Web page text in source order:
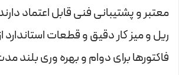
معتبر و پشتیبانی فنی قابل اعتماد
ریل و میز کار دقیق و قطعات استاندارد
فاکتورها برای دوام و بهره وری بلند